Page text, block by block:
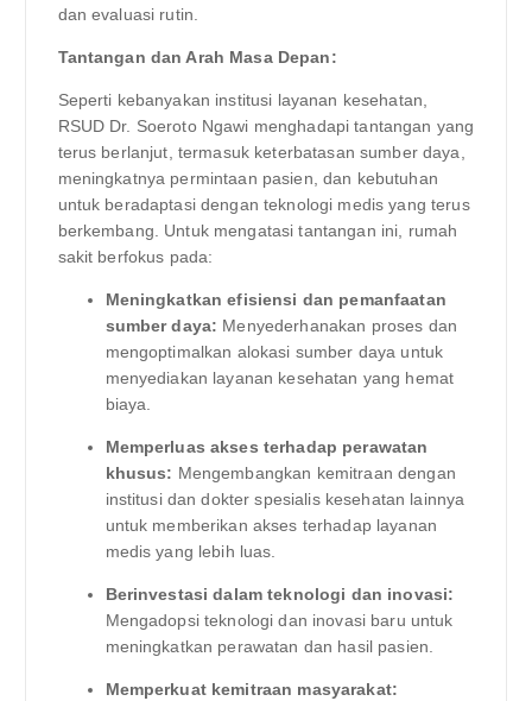
dan evaluasi rutin.
Tantangan dan Arah Masa Depan:
Seperti kebanyakan institusi layanan kesehatan,
RSUD Dr. Soeroto Ngawi menghadapi tantangan yang
terus berlanjut, termasuk keterbatasan sumber daya,
meningkatnya permintaan pasien, dan kebutuhan
untuk beradaptasi dengan teknologi medis yang terus
berkembang. Untuk mengatasi tantangan ini, rumah
sakit berfokus pada:
Meningkatkan efisiensi dan pemanfaatan
sumber daya: Menyederhanakan proses dan
mengoptimalkan alokasi sumber daya untuk
menyediakan layanan kesehatan yang hemat
biaya.
Memperluas akses terhadap perawatan
khusus: Mengembangkan kemitraan dengan
institusi dan dokter spesialis kesehatan lainnya
untuk memberikan akses terhadap layanan
medis yang lebih luas.
Berinvestasi dalam teknologi dan inovasi:
Mengadopsi teknologi dan inovasi baru untuk
meningkatkan perawatan dan hasil pasien.
Memperkuat kemitraan masyarakat: